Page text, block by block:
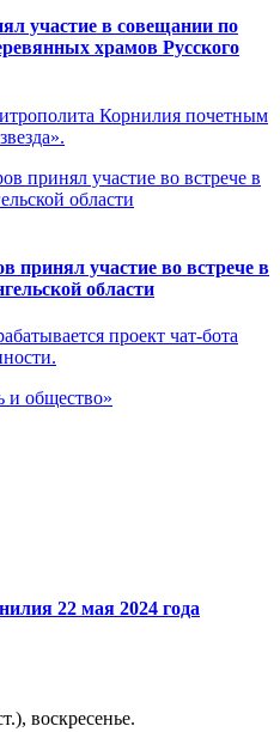
участие в совещании по
храмов Русского
Корнилия почетным
принял участие во встрече в
области
проект чат-бота
и общество»
22 мая 2024 года
воскресенье.